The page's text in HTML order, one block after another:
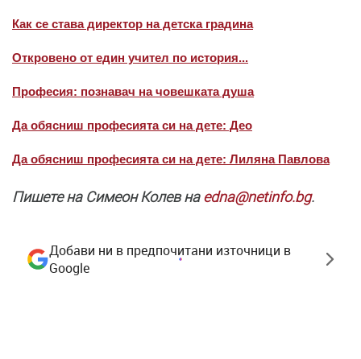
Как се става директор на детска градина
Откровено от един учител по история...
Професия: познавач на човешката душа
Да обясниш професията си на дете: Део
Да обясниш професията си на дете: Лиляна Павлова
Пишете на Симеон Колев наedna@netinfo.bg.
Добави ни в предпочитани източници в
Google